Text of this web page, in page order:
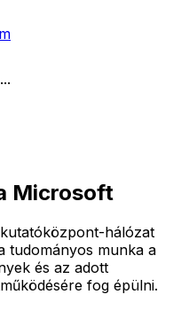
...
Microsoft
hálózat
tudományos munka a
és az adott
fog épülni.